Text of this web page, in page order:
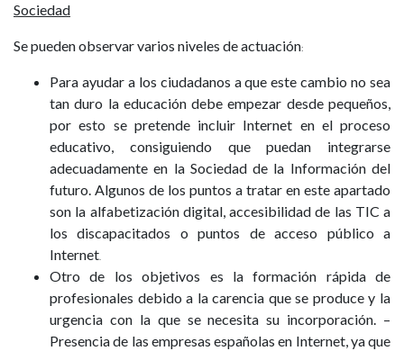
Sociedad
Se pueden observar varios niveles de actuación:
Para ayudar a los ciudadanos a que este cambio no sea
tan duro la educación debe empezar desde pequeños,
por esto se pretende incluir Internet en el proceso
educativo, consiguiendo que puedan integrarse
adecuadamente en la Sociedad de la Información del
futuro. Algunos de los puntos a tratar en este apartado
son la alfabetización digital, accesibilidad de las TIC a
los discapacitados o puntos de acceso público a
Internet
Otro de los objetivos es la formación rápida de
profesionales debido a la carencia que se produce y la
urgencia con la que se necesita su incorporación. –
Presencia de las empresas españolas en Internet, ya que